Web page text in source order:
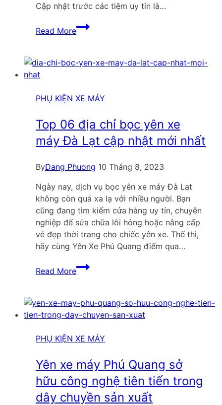
Cập nhật trước các tiệm uy tín là…
Read More
Top
06
chỉ
xe
Đắk
Nông
cập
mới
PHỤ KIỆN XE MÁY
Top 06 địa chỉ bọc yên xe
máy Đà Lạt cập nhật mới nhất
ByDang Phuong 10 Tháng 8, 2023
Ngày nay, dịch vụ bọc yên xe máy Đà Lạt
không còn quá xa lạ với nhiều người. Bạn
cũng đang tìm kiếm cửa hàng uy tín, chuyên
nghiệp để sửa chữa lỗi hỏng hoặc nâng cấp
vẻ đẹp thời trang cho chiếc yên xe. Thế thì,
hãy cùng Yên Xe Phú Quang điểm qua…
Read More
Top
06
chỉ
bọc
xe
Đà
Lạt
cập
nhật
PHỤ KIỆN XE MÁY
Yên xe máy Phú Quang sở
hữu công nghệ tiên tiến trong
dây chuyền sản xuất